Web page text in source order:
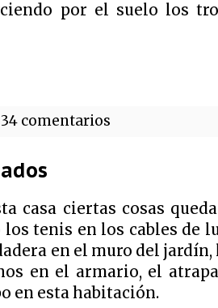
por el suelo los
34 comentarios
casa ciertas cosas
los tenis en los cables de
en el muro del
en el armario, el
en esta habitación.